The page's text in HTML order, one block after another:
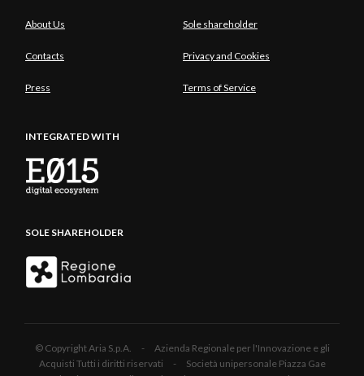
About Us Sole shareholder
Contacts Privacy and Cookies
Press Terms of Service
INTEGRATED WITH
SOLE SHAREHOLDER
© Copyright Aria S.p.A. - Azienda Regionale per l'Innovazione e gli
Acquisti Tutti i diritti riservati - Società unipersonale Piazza Gae